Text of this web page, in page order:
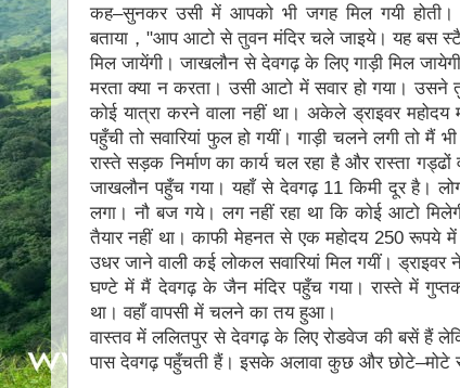
कह–सुनकर उसी में आपको भी जगह मिल गयी
बताया，"आप आटो से तुवन मंदिर चले जाइये। यह बस
मिल जायेंगी। जाखलौन से देवगढ़ के लिए गाड़ी मिल
मरता क्या न करता। उसी आटो में सवार हो गया। उसने
कोई यात्रा करने वाला नहीं था। अकेले ड्राइवर
पहुँची तो सवारियां फुल हो गयीं। गाड़ी चलने लगी तो
रास्ते सड़क निर्माण का कार्य चल रहा है और रास्ता
जाखलौन पहुँच गया। यहाँ से देवगढ़ 11 किमी दूर है।
लगा। नौ बज गये। लग नहीं रहा था कि कोई आटो
तैयार नहीं था। काफी मेहनत से एक महाेदय 250
उधर जाने वाली कई लोकल सवारियां मिल गयीं।
घण्टे में मैं देवगढ़ के जैन मंदिर पहुँच गया। रास्ते में
था। वहाँ वापसी में चलने का तय हुआ।
वास्तव में ललितपुर से देवगढ़ के लिए रोडवेज की बसें हैं
पास देवगढ़ पहुँचती हैं। इसके अलावा कुछ और छोटे–मोटे